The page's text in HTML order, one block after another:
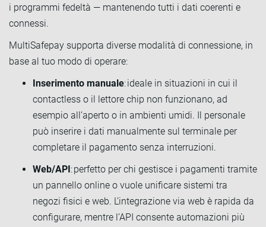
i programmi fedeltà — mantenendo tutti i dati coerenti e
connessi.
MultiSafepay supporta diverse modalità di connessione, in
base al tuo modo di operare:
Inserimento manuale: ideale in situazioni in cui il
contactless o il lettore chip non funzionano, ad
esempio all’aperto o in ambienti umidi. Il personale
può inserire i dati manualmente sul terminale per
completare il pagamento senza interruzioni.
Web/API: perfetto per chi gestisce i pagamenti tramite
un pannello online o vuole unificare sistemi tra
negozi fisici e web. L’integrazione via web è rapida da
configurare, mentre l’API consente automazioni più